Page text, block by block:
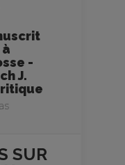
-
J.
SUR